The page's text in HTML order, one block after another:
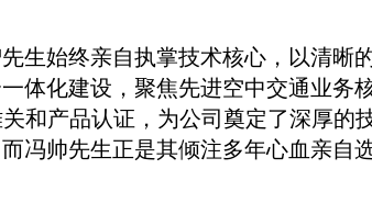
生始终亲自执掌技术核心，以清晰
体化建设，聚焦先进空中交通业务
和产品认证，为公司奠定了深厚的
冯帅先生正是其倾注多年心血亲自